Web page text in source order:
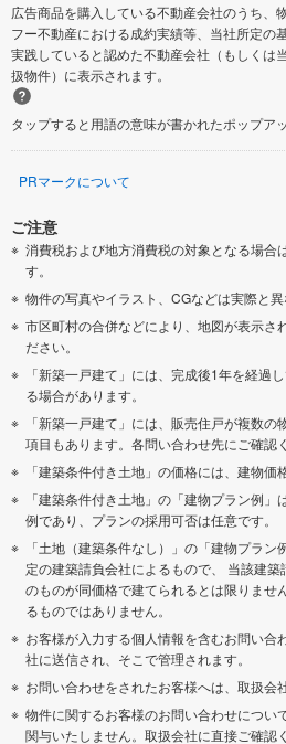
広告商品を購入している不動産会社のうち、
フー不動産における成約実績等、当社所定の
実践していると認めた不動産会社（もしくは
扱物件）に表示されます。
タップすると用語の意味が書かれたポップア
PRマークについて
ご注意
消費税および地方消費税の対象となる場合
す。
物件の写真やイラスト、CGなどは実際と異
市区町村の合併などにより、地図が表示さ
ださい。
「新築一戸建て」には、完成後1年を経過
る場合があります。
「新築一戸建て」には、販売住戸が複数
項目もあります。各問い合わせ先にご確認
「建築条件付き土地」の価格には、建物価
「建築条件付き土地」の「建物プラン例
例であり、プランの採用可否は任意です。
「土地（建築条件なし）」の「建物プラ
定の建築請負会社によるもので、 当該建
のものが同価格で建てられるとは限りませ
るものではありません。
お客様が入力する個人情報を含むお問い合
社に送信され、そこで管理されます。
お問い合わせをされたお客様へは、取扱会
物件に関するお客様のお問い合わせについ
関与いたしません。取扱会社に直接ご確認